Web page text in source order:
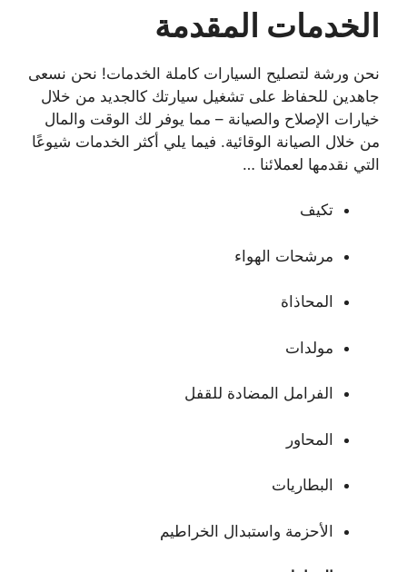
الخدمات المقدمة
نحن ورشة لتصليح السيارات كاملة الخدمات! نحن نسعى
جاهدين للحفاظ على تشغيل سيارتك كالجديد من خلال
خيارات الإصلاح والصيانة – مما يوفر لك الوقت والمال
من خلال الصيانة الوقائية. فيما يلي أكثر الخدمات شيوعًا
التي نقدمها لعملائنا …
تكيف
مرشحات الهواء
المحاذاة
مولدات
الفرامل المضادة للقفل
المحاور
البطاريات
الأحزمة واستبدال الخراطيم